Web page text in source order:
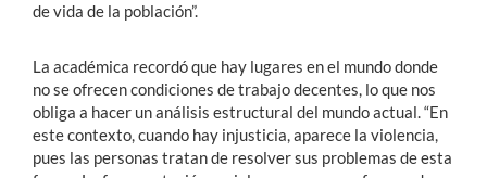
de vida de la población”.
La académica recordó que hay lugares en el mundo donde
no se ofrecen condiciones de trabajo decentes, lo que nos
obliga a hacer un análisis estructural del mundo actual. “En
este contexto, cuando hay injusticia, aparece la violencia,
pues las personas tratan de resolver sus problemas de esta